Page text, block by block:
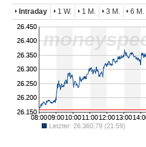
Intraday 1 W. 1 M. 3 M. 6 M.